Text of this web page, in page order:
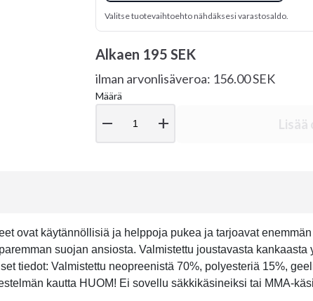
Valitse tuotevaihtoehto nähdäksesi varastosaldo.
Alkaen 195 SEK
ilman arvonlisäveroa: 156.00 SEK
Määrä
remove add
ovat käytännöllisiä ja helppoja pukea ja tarjoavat
suojan ansiosta. Valmistettu joustavasta kankaasta
tiedot: Valmistettu neopreenistä 70%, polyesteriä 15%,
kautta HUOM! Ei sovellu säkkikäsineiksi tai MMA-